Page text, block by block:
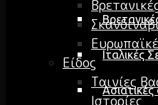
Ιταλικές
Ασιατικές
Είδος
Ταινίες
Ιστορίες